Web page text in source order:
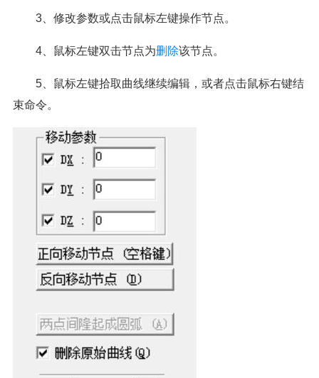
3、修改参数或点击鼠标左键操作节点。
4、鼠标左键双击节点为删除该节点。
5、鼠标左键拾取曲线继续编辑，或者点击鼠标右键结
束命令。